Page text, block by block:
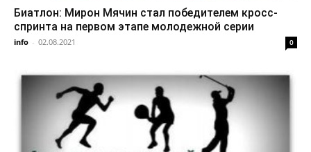
Биатлон: Мирон Мячин стал победителем кросс-
спринта на первом этапе молодежной серии
info - 02.08.2021 0